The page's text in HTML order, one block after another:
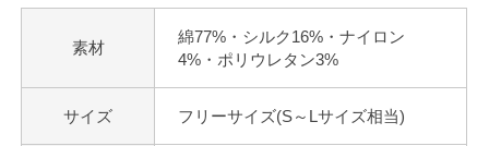
素材
綿77%・シルク16%・ナイロン
4%・ポリウレタン3%
サイズ フリーサイズ(S～Lサイズ相当)